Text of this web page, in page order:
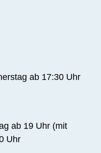
ab 17:30 Uhr
ab 19 Uhr (mit
Uhr